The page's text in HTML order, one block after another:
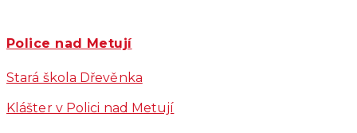
Police nad Metují
Stará škola Dřevěnka
Klášter v Polici nad Metují